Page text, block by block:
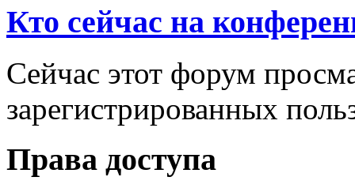
Кто сейчас на
Сейчас этот форум
зарегистрированных
Права доступа